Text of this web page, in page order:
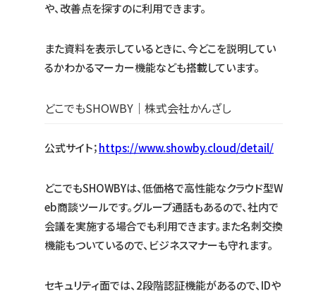
や、改善点を探すのに利用できます。
また資料を表示しているときに、今どこを説明してい
るかわかるマーカー機能なども搭載しています。
どこでもSHOWBY｜株式会社かんざし
公式サイト；https://www.showby.cloud/detail/
どこでもSHOWBYは、低価格で高性能なクラウド型W
eb商談ツールです。グループ通話もあるので、社内で
会議を実施する場合でも利用できます。また名刺交換
機能もついているので、ビジネスマナーも守れます。
セキュリティ面では、2段階認証機能があるので、IDや